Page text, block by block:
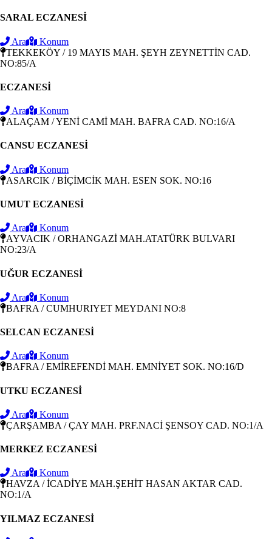
SARAL ECZANESİ
Ara
Konum
TEKKEKÖY / 19 MAYIS MAH. ŞEYH ZEYNETTİN CAD.
NO:85/A
ECZANESİ
Ara
Konum
ALAÇAM / YENİ CAMİ MAH. BAFRA CAD. NO:16/A
CANSU ECZANESİ
Ara
Konum
ASARCIK / BİÇİMCİK MAH. ESEN SOK. NO:16
UMUT ECZANESİ
Ara
Konum
AYVACIK / ORHANGAZİ MAH.ATATÜRK BULVARI
NO:23/A
UĞUR ECZANESİ
Ara
Konum
BAFRA / CUMHURIYET MEYDANI NO:8
SELCAN ECZANESİ
Ara
Konum
BAFRA / EMİREFENDİ MAH. EMNİYET SOK. NO:16/D
UTKU ECZANESİ
Ara
Konum
ÇARŞAMBA / ÇAY MAH. PRF.NACİ ŞENSOY CAD. NO:1/A
MERKEZ ECZANESİ
Ara
Konum
HAVZA / İCADİYE MAH.ŞEHİT HASAN AKTAR CAD.
NO:1/A
YILMAZ ECZANESİ